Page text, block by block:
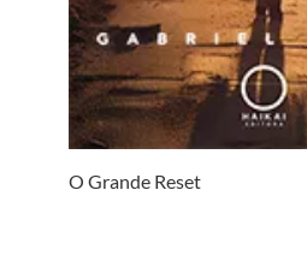
O Grande Reset